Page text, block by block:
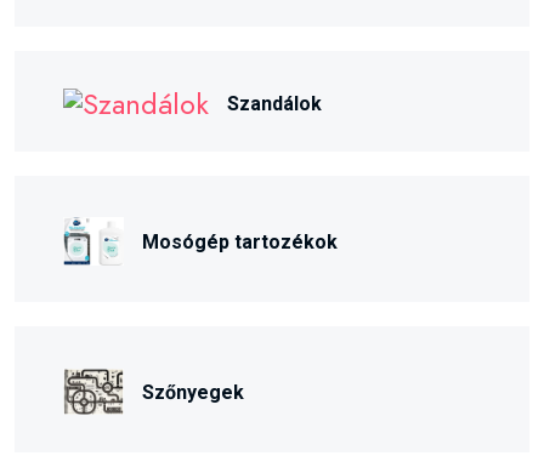
Szandálok
Mosógép tartozékok
Szőnyegek